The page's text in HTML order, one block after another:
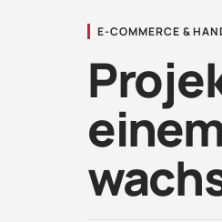
E-COMMERCE &